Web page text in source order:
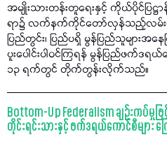
အမျိုးသားတန်းတူရေးနှင့် ကိုယ်ပိုင်ပြဋ္
ရာ၌ လက်နက်ကိုင်တော်လှန်သည့်လမ်း
ပြည်တွင်း၊ ပြည်ပရှိ မွန်ပြည်သူများအန
ပူးပေါင်းပါဝင်ကြရန် မွန်ပြည်ဖက်ဒရ
၁၃ ရက်တွင် တိုက်တွန်းလိုက်သည်။
Bottom-Up Federalism ချဉ်းကပ်
တိုင်းရင်းသားနှင့် ဖက်ဒရယ်ကောင်စီများ က